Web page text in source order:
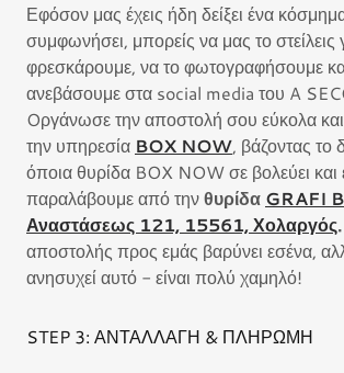
Εφόσον μας έχεις ήδη δείξει ένα
συμφωνήσει, μπορείς να μας το στείλεις
φρεσκάρουμε, να το φωτογραφήσουμε
ανεβάσουμε στα social media του A
Oργάνωσε την αποστολή σου εύκολα
την υπηρεσία BOX NOW, βάζοντας το
όποια θυρίδα BOX NOW σε βολεύει και
παραλάβουμε από τηνθυρίδα GRAFI
Αναστάσεως 121, 15561, Χολαργός.
αποστολής προς εμάς βαρύνει εσένα,
ανησυχεί αυτό - είναι πολύ χαμηλό!
STEP 3: ΑΝΤΑΛΛΑΓΗ & ΠΛΗΡΩΜΗ